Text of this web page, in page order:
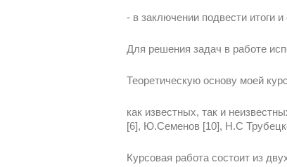
- в заключении подвести итоги
Для решения задач в работе
Теоретическую основу моей
как известных, так и
[6], Ю.Семенов [10], Н.С
Курсовая работа состоит из